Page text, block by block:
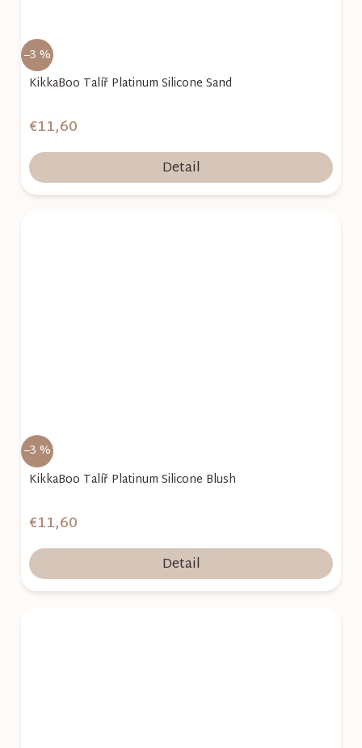
–3 %
KikkaBoo Talíř Platinum Silicone Sand
€11,60
Detail
–3 %
KikkaBoo Talíř Platinum Silicone Blush
€11,60
Detail